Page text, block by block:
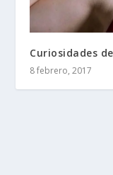
Curiosidades
8 febrero, 2017